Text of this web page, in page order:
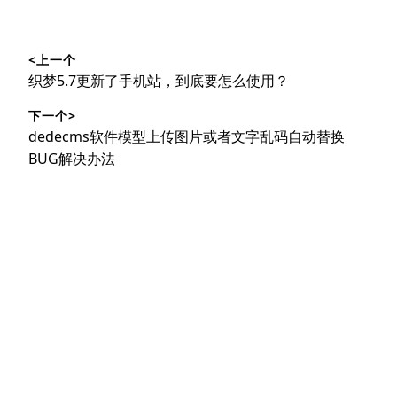
章
导
航
<上一个
上
文
章：
织梦5.7更新了手机站，到底要怎么使用？
下一个>
下
篇
dedecms软件模型上传图片或者文字乱码自动替换
BUG解决办法